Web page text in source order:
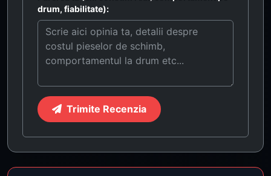
drum, fiabilitate):
Trimite Recenzia